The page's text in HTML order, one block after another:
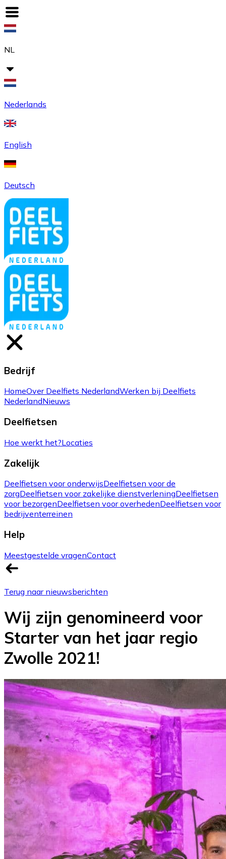
NL
Nederlands
English
Deutsch
Bedrijf
HomeOver Deelfiets NederlandWerken bij Deelfiets
NederlandNieuws
Deelfietsen
Hoe werkt het?Locaties
Zakelijk
Deelfietsen voor onderwijsDeelfietsen voor de
zorgDeelfietsen voor zakelijke dienstverleningDeelfietsen
voor bezorgenDeelfietsen voor overhedenDeelfietsen voor
bedrijventerreinen
Help
Meestgestelde vragenContact
Terug naar nieuwsberichten
Wij zijn genomineerd voor
Starter van het jaar regio
Zwolle 2021!